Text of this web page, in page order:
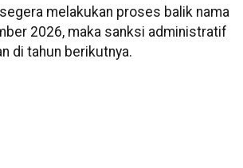
melakukan proses balik nama
2026, maka sanksi administratif
di tahun berikutnya.